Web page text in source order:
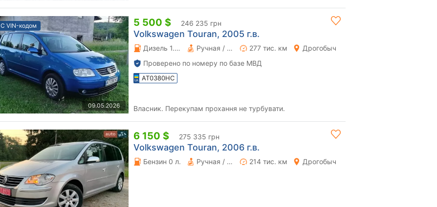
С VIN-кодом
09.05.2026
5 500 $ 246 235 грн
Volkswagen Touran, 2005 г.в.
Дизель 1.97 л. Ручная / Механика 277 тис. км
Дрогобыч
Проверено по номеру по базе МВД
AT0380HC
Власник. Перекупам прохання не турбувати.
6 150 $ 275 335 грн
Volkswagen Touran, 2006 г.в.
Бензин 0 л. Ручная / Механика 214 тис. км Дрогобыч